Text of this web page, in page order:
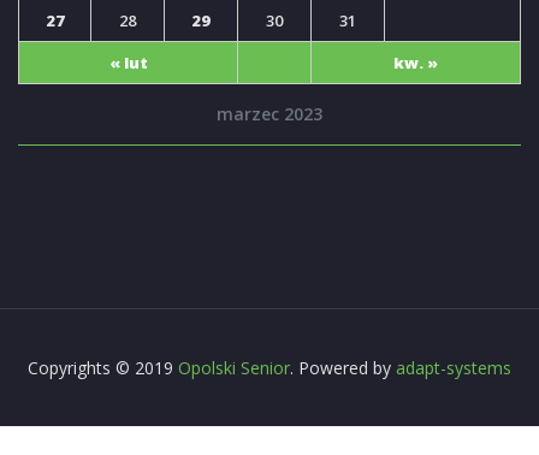
marzec 2023
« lut kw. »
27
28 29 30 31
Copyrights © 2019 Opolski Senior. Powered by adapt-systems